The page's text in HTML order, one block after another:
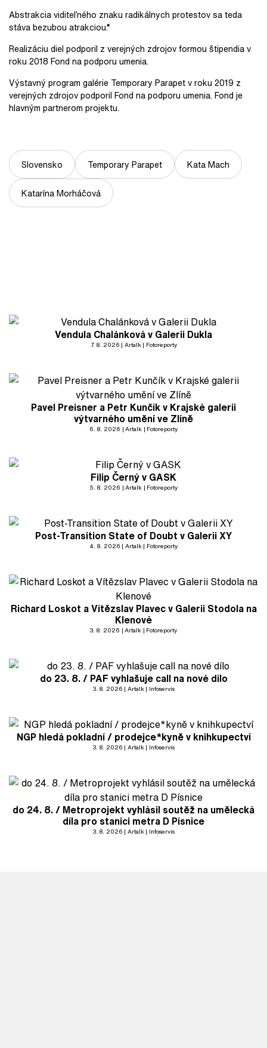
Abstrakcia viditeľného znaku radikálnych protestov sa teda
stáva bezubou atrakciou.“
Realizáciu diel podporil z verejných zdrojov formou štipendia v
roku 2018 Fond na podporu umenia.
Výstavný program galérie Temporary Parapet v roku 2019 z
verejných zdrojov podporil Fond na podporu umenia. Fond je
hlavným partnerom projektu.
Slovensko Temporary Parapet Kata Mach
Katarína Morháčová
Vendula Chalánková v Galerii Dukla
7. 8. 2026 Artalk Fotoreporty
Pavel Preisner a Petr Kunčík v Krajské galerii
výtvarného umění ve Zlíně
6. 8. 2026 Artalk Fotoreporty
Filip Černý v GASK
5. 8. 2026 Artalk Fotoreporty
Post-Transition State of Doubt v Galerii XY
4. 8. 2026 Artalk Fotoreporty
Richard Loskot a Vítězslav Plavec v Galerii Stodola na
Klenové
3. 8. 2026 Artalk Fotoreporty
do 23. 8. / PAF vyhlašuje call na nové dílo
3. 8. 2026 Artalk Infoservis
NGP hledá pokladní / prodejce*kyně v knihkupectví
3. 8. 2026 Artalk Infoservis
do 24. 8. / Metroprojekt vyhlásil soutěž na umělecká
díla pro stanici metra D Písnice
3. 8. 2026 Artalk Infoservis